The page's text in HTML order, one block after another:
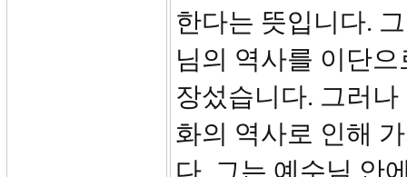
한다는 뜻입니다.
님의 역사를 이단
장섰습니다. 그러
화의 역사로 인해
다. 그는 예수님 안